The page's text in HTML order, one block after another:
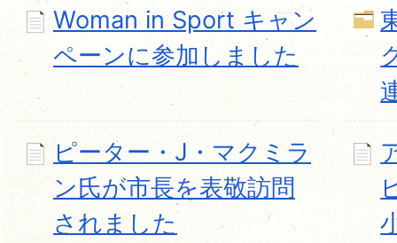
Woman in Sport キャン
ペーンに参加しました
ピーター・J・マクミラ
ン氏が市長を表敬訪問
されました